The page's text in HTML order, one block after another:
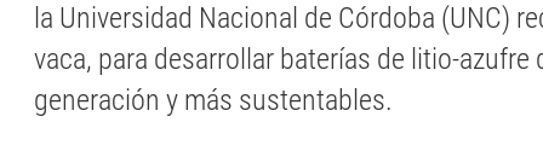
la Universidad Nacional de Córdoba (UNC)
vaca, para desarrollar baterías de litio-azufre
generación y más sustentables.